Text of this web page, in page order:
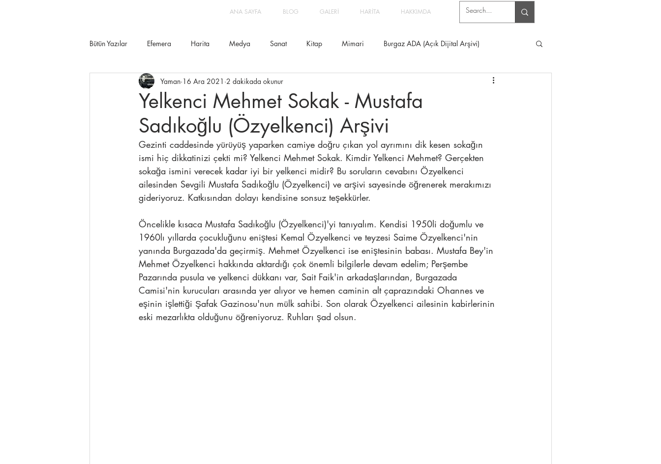
ANA SAYFA BLOG GALERİ HARİTA HAKKIMDA
Bütün Yazılar Efemera Harita Medya Sanat Kitap Mimari Burgaz ADA (Açık Dijital Arşivi)
Yelkenci Mehmet Sokak - Mustafa
Sadıkoğlu (Özyelkenci) Arşivi
Yaman 16 Ara 2021 2 dakikada okunur
Gezinti caddesinde yürüyüş yaparken camiye doğru çıkan yol ayrımını dik kesen sokağın
ismi hiç dikkatinizi çekti mi? Yelkenci Mehmet Sokak. Kimdir Yelkenci Mehmet? Gerçekten
sokağa ismini verecek kadar iyi bir yelkenci midir? Bu soruların cevabını Özyelkenci
ailesinden Sevgili Mustafa Sadıkoğlu (Özyelkenci) ve arşivi sayesinde öğrenerek merakımızı
gideriyoruz. Katkısından dolayı kendisine sonsuz teşekkürler.
Öncelikle kısaca Mustafa Sadıkoğlu (Özyelkenci)'yi tanıyalım. Kendisi 1950li doğumlu ve
1960lı yıllarda çocukluğunu eniştesi Kemal Özyelkenci ve teyzesi Saime Özyelkenci'nin
yanında Burgazada'da geçirmiş. Mehmet Özyelkenci ise eniştesinin babası. Mustafa Bey'in
Mehmet Özyelkenci hakkında aktardığı çok önemli bilgilerle devam edelim; Perşembe
Pazarında pusula ve yelkenci dükkanı var, Sait Faik'in arkadaşlarından, Burgazada
Camisi'nin kurucuları arasında yer alıyor ve hemen caminin alt çaprazındaki Ohannes ve
eşinin işlettiği Şafak Gazinosu'nun mülk sahibi. Son olarak Özyelkenci ailesinin kabirlerinin
eski mezarlıkta olduğunu öğreniyoruz. Ruhları şad olsun.